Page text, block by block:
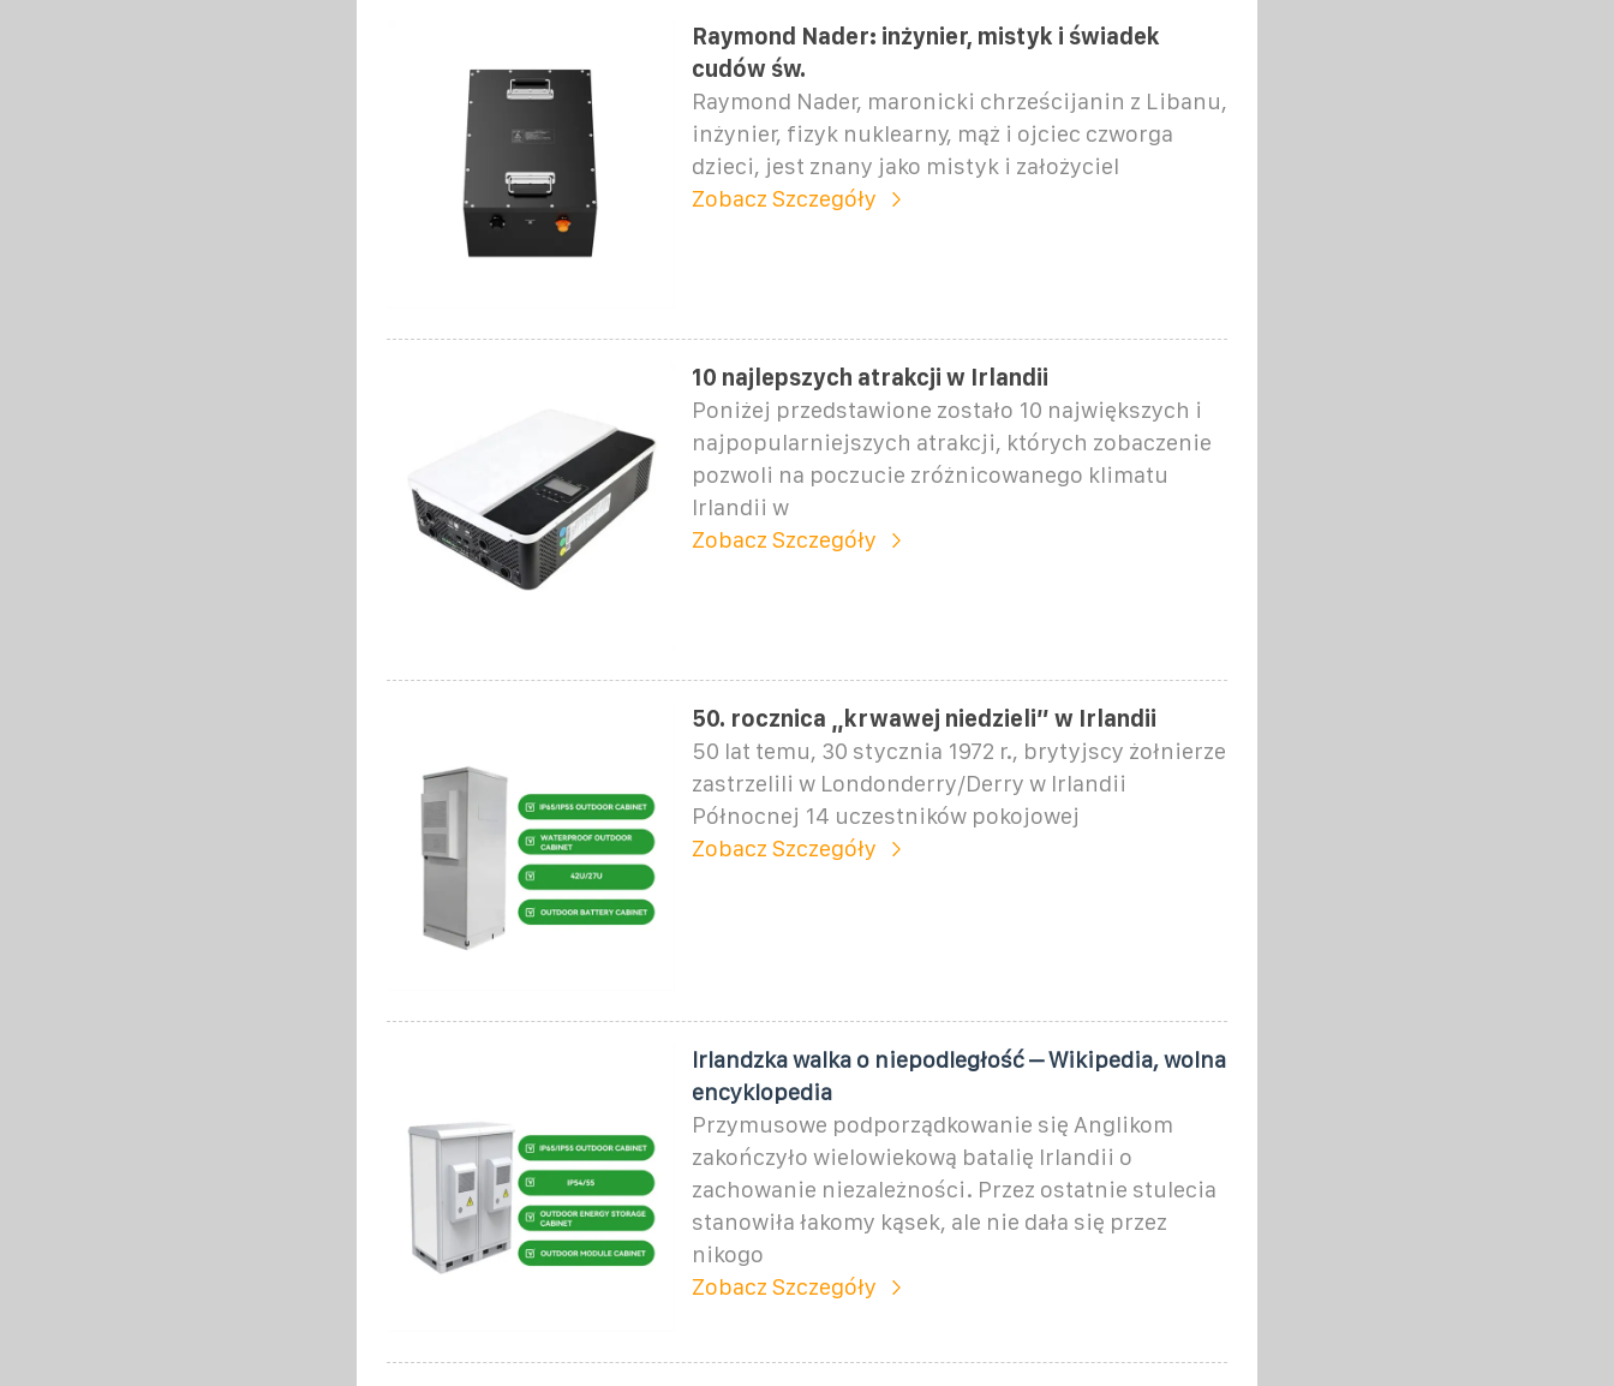
Raymond Nader: inżynier, mistyk i świadek
cudów św.
Raymond Nader, maronicki chrześcijanin z Libanu,
inżynier, fizyk nuklearny, mąż i ojciec czworga
dzieci, jest znany jako mistyk i założyciel
Zobacz Szczegóły
10 najlepszych atrakcji w Irlandii
Poniżej przedstawione zostało 10 największych i
najpopularniejszych atrakcji, których zobaczenie
pozwoli na poczucie zróżnicowanego klimatu
Irlandii w
Zobacz Szczegóły
50. rocznica „krwawej niedzieli” w Irlandii
50 lat temu, 30 stycznia 1972 r., brytyjscy żołnierze
zastrzelili w Londonderry/Derry w Irlandii
Północnej 14 uczestników pokojowej
Zobacz Szczegóły
Irlandzka walka o niepodległość – Wikipedia, wolna
encyklopedia
Przymusowe podporządkowanie się Anglikom
zakończyło wielowiekową batalię Irlandii o
zachowanie niezależności. Przez ostatnie stulecia
stanowiła łakomy kąsek, ale nie dała się przez
nikogo
Zobacz Szczegóły